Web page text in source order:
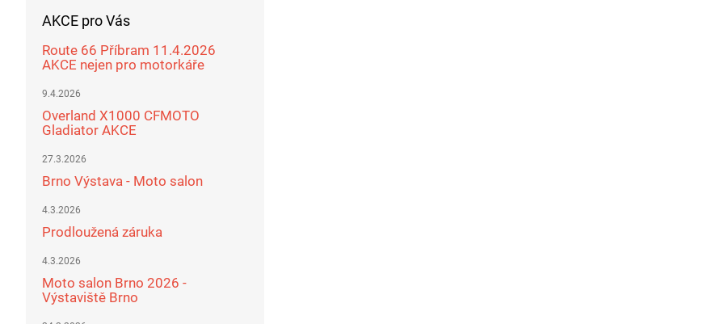
AKCE pro Vás
Route 66 Příbram 11.4.2026
AKCE nejen pro motorkáře
9.4.2026
Overland X1000 CFMOTO
Gladiator AKCE
27.3.2026
Brno Výstava - Moto salon
4.3.2026
Prodloužená záruka
4.3.2026
Moto salon Brno 2026 -
Výstaviště Brno